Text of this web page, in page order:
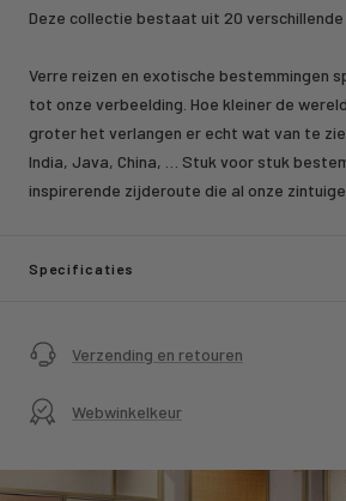
Deze collectie bestaat uit 20 verschillende
Verre reizen en exotische bestemmingen
tot onze verbeelding. Hoe kleiner de
groter het verlangen er echt wat van te
India, Java, China, … Stuk voor stuk
inspirerende zijderoute die al onze
Specificaties
Verzending en retouren
Webwinkelkeur